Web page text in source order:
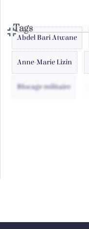
Tags
Abdel Bari Atwane
Anne-Marie Lizin
Blocage militaire